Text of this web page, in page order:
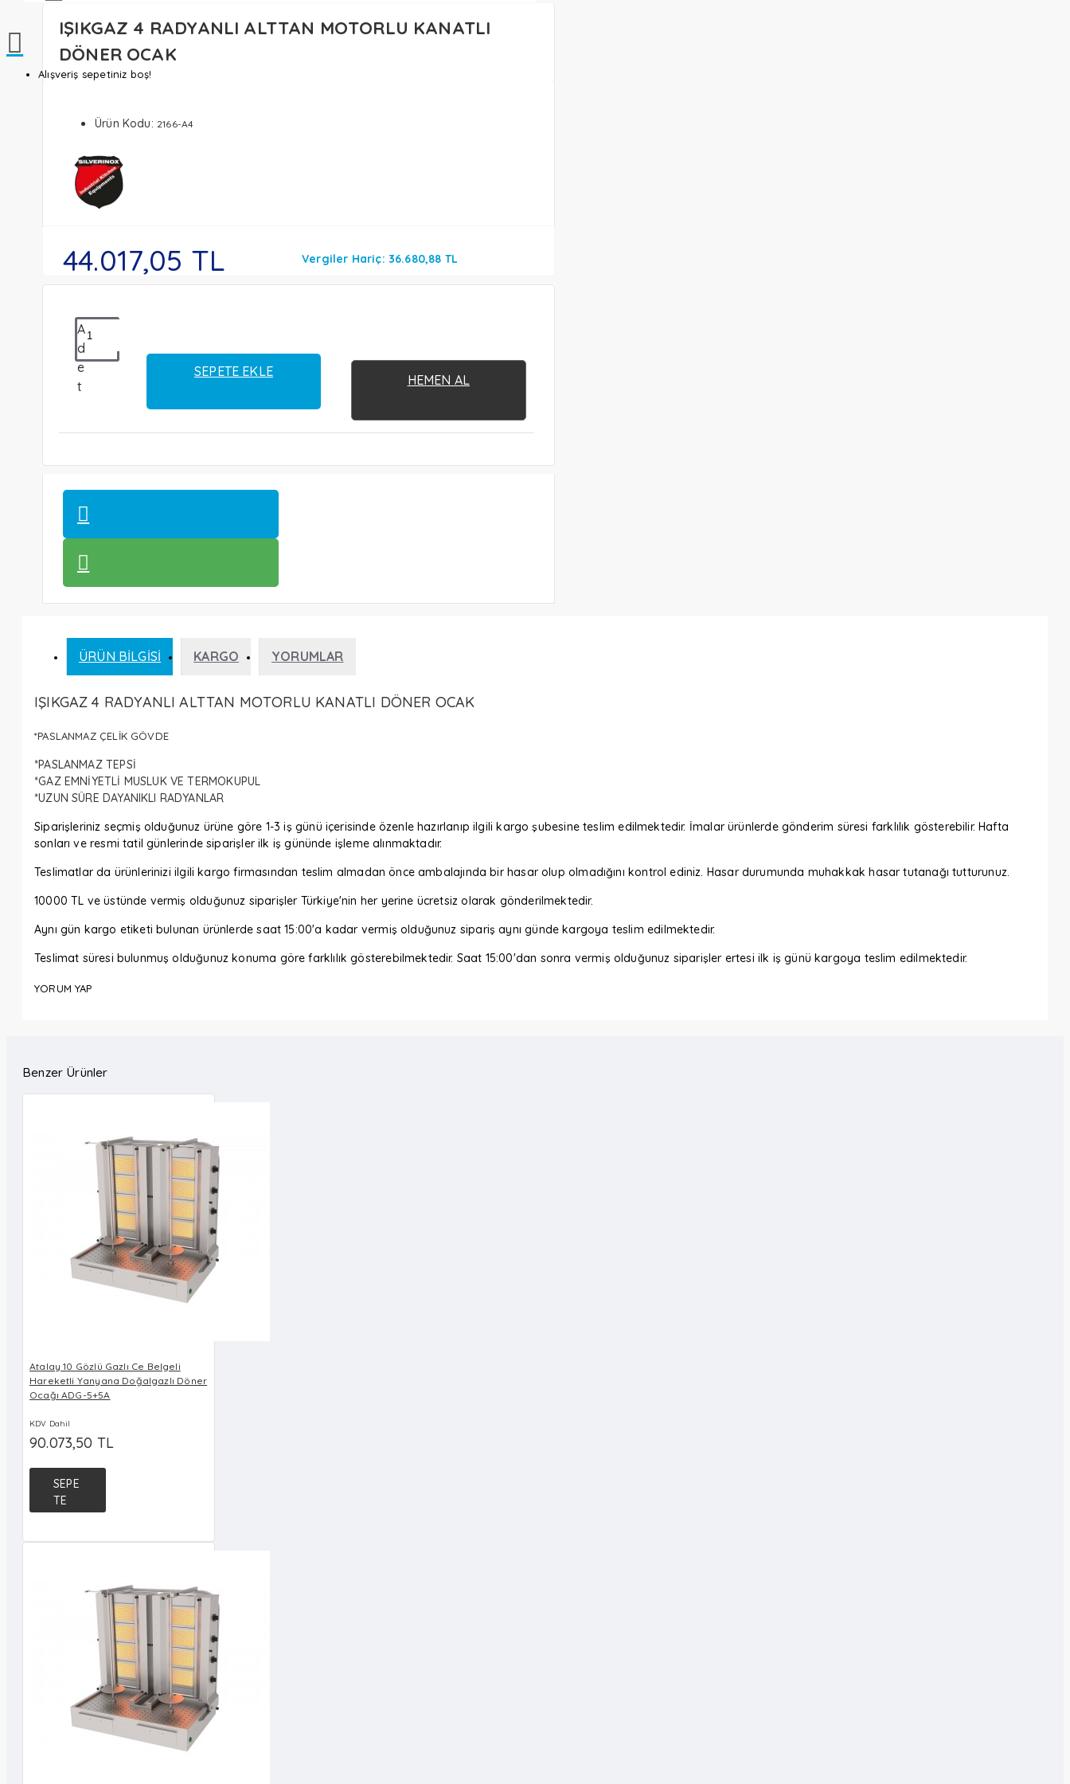
Alışveriş sepetiniz boş!
IŞIKGAZ 4 RADYANLI ALTTAN MOTORLU KANATLI
DÖNER OCAK
Ürün Kodu: 2166-A4
44.017,05 TL Vergiler Hariç: 36.680,88 TL
A
d
e
t
SEPETE EKLE
HEMEN AL
ÜRÜN BILGISI KARGO YORUMLAR
IŞIKGAZ 4 RADYANLIALTTAN MOTORLU KANATLI DÖNER OCAK
*PASLANMAZ ÇELİK GÖVDE
*PASLANMAZ TEPSİ
*GAZ EMNİYETLİ MUSLUK VE TERMOKUPUL
*UZUN SÜRE DAYANIKLI RADYANLAR
Siparişleriniz seçmiş olduğunuz ürüne göre 1-3 iş günü içerisinde özenle hazırlanıp ilgili kargo şubesine teslim edilmektedir. İmalar ürünlerde gönderim süresi farklılık gösterebilir. Hafta
sonları ve resmi tatil günlerinde siparişler ilk iş gününde işleme alınmaktadır.
Teslimatlar da ürünlerinizi ilgili kargo firmasından teslim almadan önce ambalajında bir hasar olup olmadığını kontrol ediniz. Hasar durumunda muhakkak hasar tutanağı tutturunuz.
10000 TL ve üstünde vermiş olduğunuz siparişler Türkiye'nin her yerine ücretsiz olarak gönderilmektedir.
Aynı gün kargo etiketi bulunan ürünlerde saat 15:00'a kadar vermiş olduğunuz sipariş aynı günde kargoya teslim edilmektedir.
Teslimat süresi bulunmuş olduğunuz konuma göre farklılık gösterebilmektedir. Saat 15:00'dan sonra vermiş olduğunuz siparişler ertesi ilk iş günü kargoya teslim edilmektedir.
YORUM YAP
Benzer Ürünler
Atalay 10 Gözlü Gazlı Ce Belgeli
Hareketli Yanyana Doğalgazlı Döner
Ocağı ADG-5+5A
KDV Dahil
90.073,50 TL
SEPE
TE
EKLE